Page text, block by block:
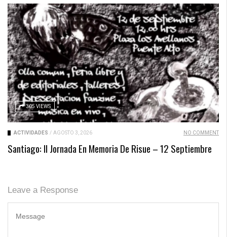
305 VIEWS
ACTIVIDADES / AGOSTO 3, 2026 NO COMMENT
Santiago: II Jornada En Memoria De Risue – 12 Septiembre
Leave a Response